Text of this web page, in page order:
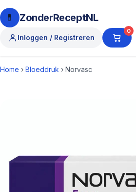
💊 ZonderReceptNL
Inloggen / Registreren
0
Home › Bloeddruk › Norvasc